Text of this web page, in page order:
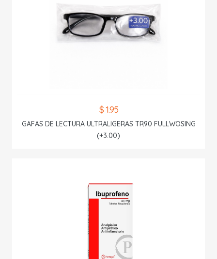
$ 1.95
GAFAS DE LECTURA ULTRALIGERAS TR90 FULLWOSING
(+3.00)